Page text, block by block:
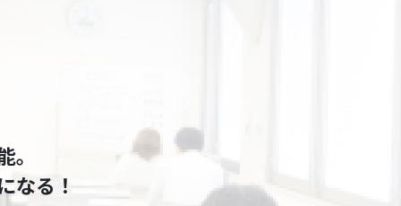
なる！